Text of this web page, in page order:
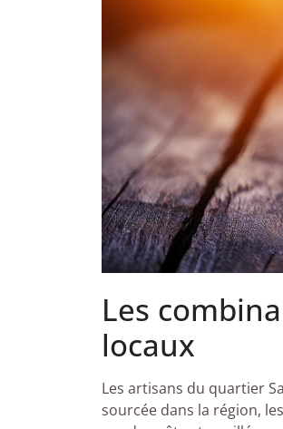
Les
locaux
Les artisans du quartier
sourcée dans la région,